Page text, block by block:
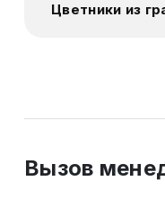
Цветники из
Вызов